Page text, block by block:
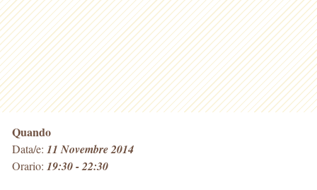
Quando
Data/e: 11 Novembre 2014
Orario: 19:30 - 22:30